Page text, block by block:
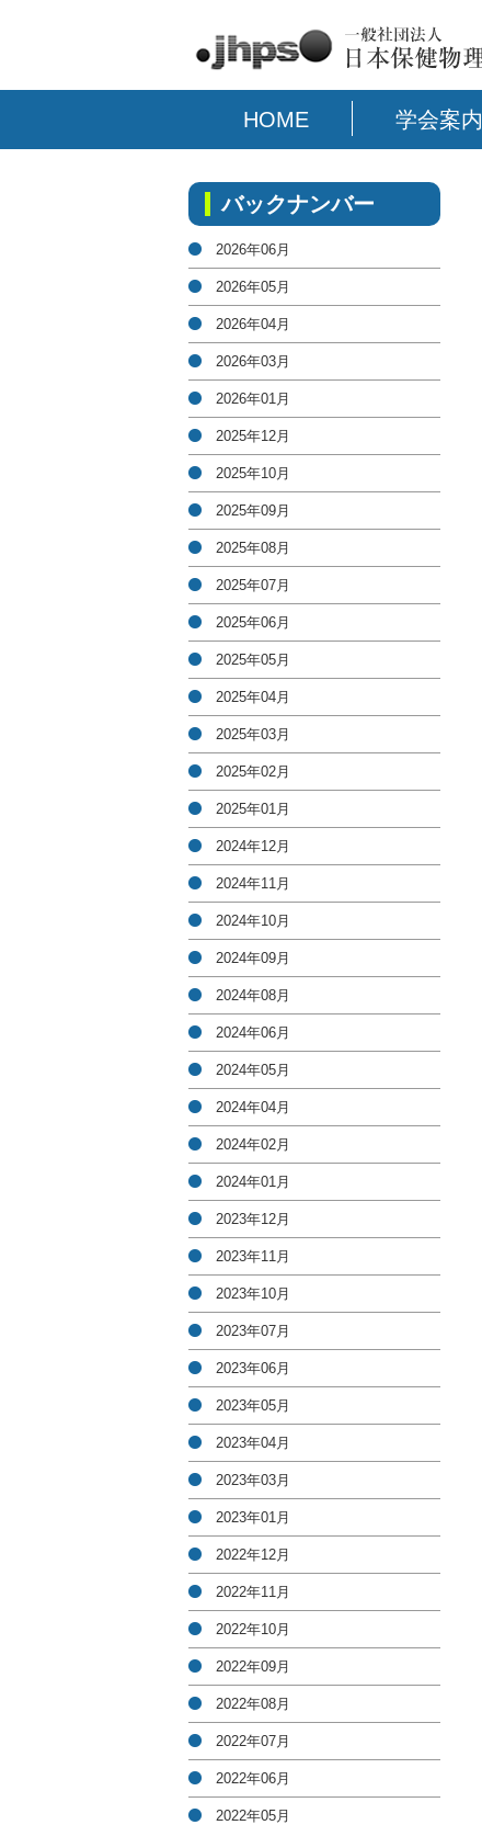
HOME 学会案内
バックナンバー
2026年06月
2026年05月
2026年04月
2026年03月
2026年01月
2025年12月
2025年10月
2025年09月
2025年08月
2025年07月
2025年06月
2025年05月
2025年04月
2025年03月
2025年02月
2025年01月
2024年12月
2024年11月
2024年10月
2024年09月
2024年08月
2024年06月
2024年05月
2024年04月
2024年02月
2024年01月
2023年12月
2023年11月
2023年10月
2023年07月
2023年06月
2023年05月
2023年04月
2023年03月
2023年01月
2022年12月
2022年11月
2022年10月
2022年09月
2022年08月
2022年07月
2022年06月
2022年05月